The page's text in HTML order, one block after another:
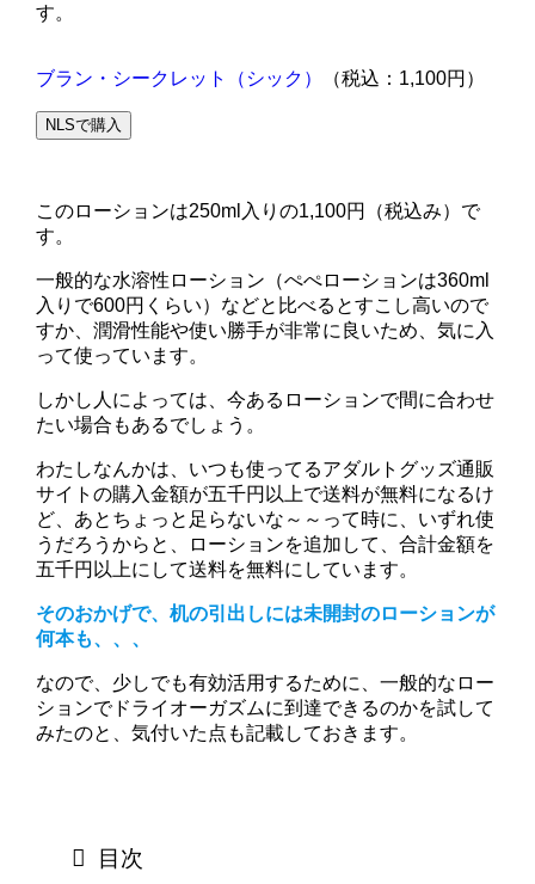
す。
ブラン・シークレット（シック） （税込：1,100円）
NLSで購入
このローションは250ml入りの1,100円（税込み）で
す。
一般的な水溶性ローション（ぺぺローションは360ml
入りで600円くらい）などと比べるとすこし高いので
すか、潤滑性能や使い勝手が非常に良いため、気に入
って使っています。
しかし人によっては、今あるローションで間に合わせ
たい場合もあるでしょう。
わたしなんかは、いつも使ってるアダルトグッズ通販
サイトの購入金額が五千円以上で送料が無料になるけ
ど、あとちょっと足らないな～～って時に、いずれ使
うだろうからと、ローションを追加して、合計金額を
五千円以上にして送料を無料にしています。
そのおかげで、机の引出しには未開封のローションが
何本も、、、
なので、少しでも有効活用するために、一般的なロー
ションでドライオーガズムに到達できるのかを試して
みたのと、気付いた点も記載しておきます。
目次